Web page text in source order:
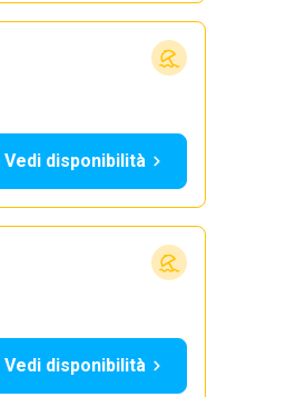
Vedi disponibilità
Vedi disponibilità